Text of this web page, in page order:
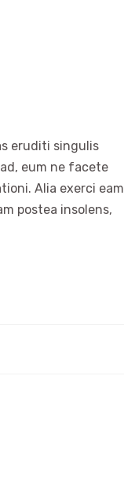
eruditi singulis
eum ne facete
Alia exerci eam
postea insolens,